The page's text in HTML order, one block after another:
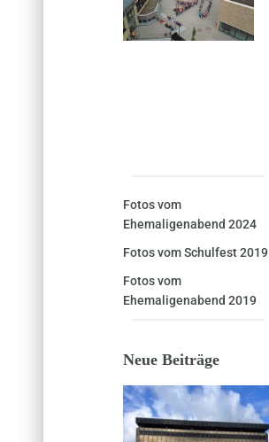
Fotos vom
Ehemaligenabend 2024
Fotos vom Schulfest 2019
Fotos vom
Ehemaligenabend 2019
Neue Beiträge